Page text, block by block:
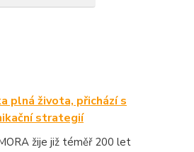
plná života, přichází s
strategií
žije již téměř 200 let